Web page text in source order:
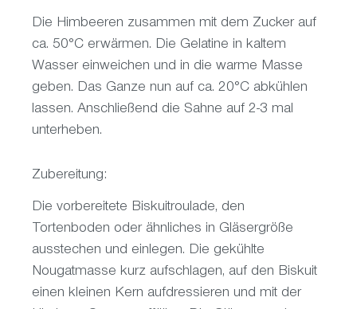
Die Himbeeren zusammen mit dem Zucker auf
ca. 50°C erwärmen. Die Gelatine in kaltem
Wasser einweichen und in die warme Masse
geben. Das Ganze nun auf ca. 20°C abkühlen
lassen. Anschließend die Sahne auf 2-3 mal
unterheben.
Zubereitung:
Die vorbereitete Biskuitroulade, den
Tortenboden oder ähnliches in Gläsergröße
ausstechen und einlegen. Die gekühlte
Nougatmasse kurz aufschlagen, auf den Biskuit
einen kleinen Kern aufdressieren und mit der